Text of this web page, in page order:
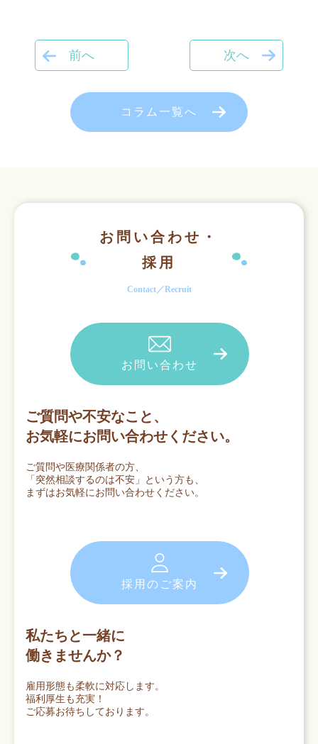
前へ 次へ
コラム一覧へ
お問い合わせ・
採用
Contact／Recruit
お問い合わせ
ご質問や不安なこと、
お気軽にお問い合わせください。
ご質問や医療関係者の方、
「突然相談するのは不安」という方も、
まずはお気軽にお問い合わせください。
採用のご案内
私たちと一緒に
働きませんか？
雇用形態も柔軟に対応します。
福利厚生も充実！
ご応募お待ちしております。